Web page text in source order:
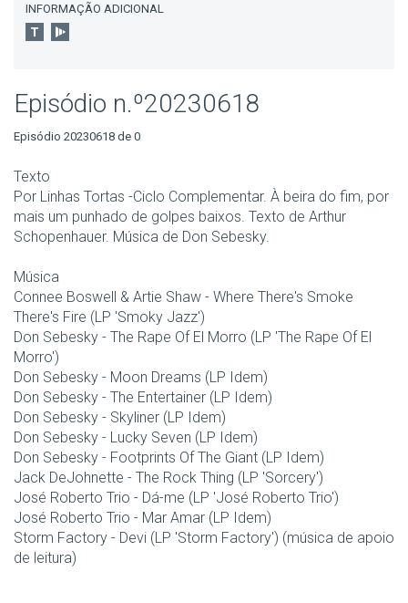
INFORMAÇÃO ADICIONAL
Episódio n.º20230618
Episódio 20230618 de 0
Texto
Por Linhas Tortas -Ciclo Complementar. À beira do fim, por
mais um punhado de golpes baixos. Texto de Arthur
Schopenhauer. Música de Don Sebesky.
Música
Connee Boswell & Artie Shaw - Where There's Smoke
There's Fire (LP 'Smoky Jazz')
Don Sebesky - The Rape Of El Morro (LP 'The Rape Of El
Morro')
Don Sebesky - Moon Dreams (LP Idem)
Don Sebesky - The Entertainer (LP Idem)
Don Sebesky - Skyliner (LP Idem)
Don Sebesky - Lucky Seven (LP Idem)
Don Sebesky - Footprints Of The Giant (LP Idem)
Jack DeJohnette - The Rock Thing (LP 'Sorcery')
José Roberto Trio - Dá-me (LP 'José Roberto Trio')
José Roberto Trio - Mar Amar (LP Idem)
Storm Factory - Devi (LP 'Storm Factory') (música de apoio
de leitura)